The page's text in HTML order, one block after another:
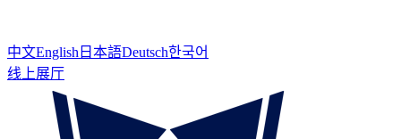
中文English 日本語Deutsch한국어
线上展厅